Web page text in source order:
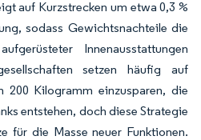
auf Kurzstrecken um etwa 0,3 %
sodass Gewichtsnachteile die
Innenausstattungen
setzen häufig auf
200 Kilogramm einzusparen, die
entstehen, doch diese Strategie
für die Masse neuer Funktionen.